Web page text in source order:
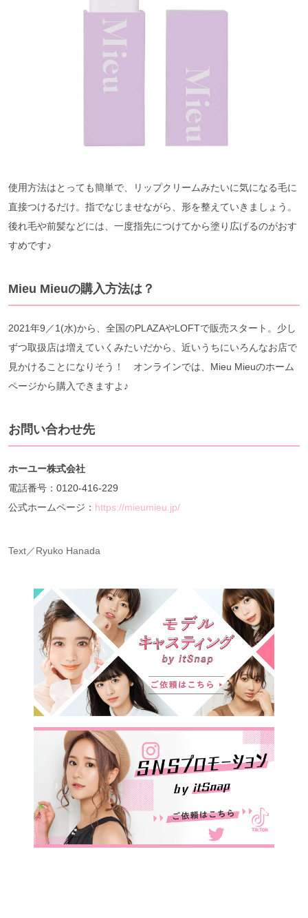
使用方法はとっても簡単で、リップクリームみたいに気になる毛に
直接つけるだけ。指でなじませながら、形を整えていきましょう。
後れ毛や前髪などには、一度指先につけてから塗り広げるのがおす
すめです♪
Mieu Mieuの購入方法は？
2021年9／1(水)から、全国のPLAZAやLOFTで販売スタート。少し
ずつ取扱店は増えていくみたいだから、近いうちにいろんなお店で
見かけることになりそう！ オンラインでは、Mieu Mieuのホーム
ページから購入できますよ♪
お問い合わせ先
ホーユー株式会社
電話番号：0120-416-229
公式ホームページ： https://mieumieu.jp/
Text／Ryuko Hanada